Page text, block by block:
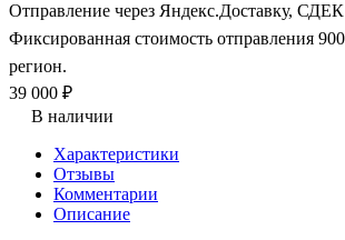
Отправление через Яндекс.Доставку,
Фиксированная стоимость отправления
регион.
39 000 ₽
В наличии
Характеристики
Отзывы
Комментарии
Описание